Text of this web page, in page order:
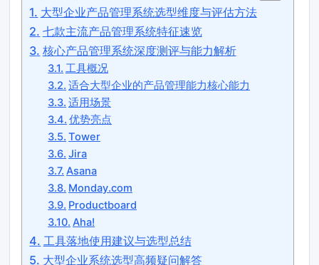
大型企业产品管理系统选型维度与评估方法
七款主流产品管理系统特征速览
核心产品管理系统深度测评与能力解析
工具概况
适合大型企业的产品管理能力核心能力
适用场景
优势亮点
Tower
Jira
Asana
Monday.com
Productboard
Aha!
工具落地使用建议与选型总结
大型企业系统选型高频疑问解答